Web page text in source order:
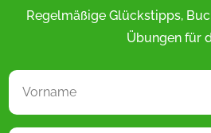
Regelmäßige Glückstipps,
Übungen für